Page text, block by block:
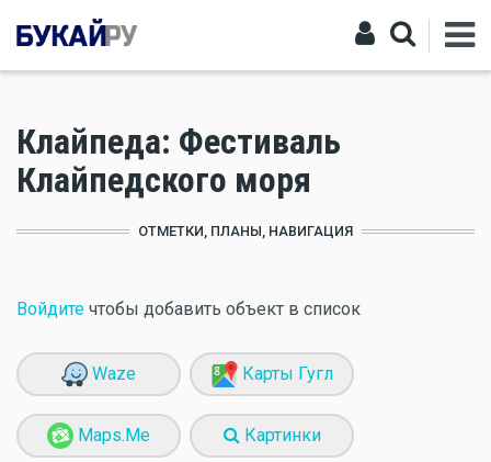
Клайпеда: Фестиваль
Клайпедского моря
ОТМЕТКИ, ПЛАНЫ, НАВИГАЦИЯ
Войдите чтобы добавить объект в список
Waze Карты Гугл
Maps.Me Картинки